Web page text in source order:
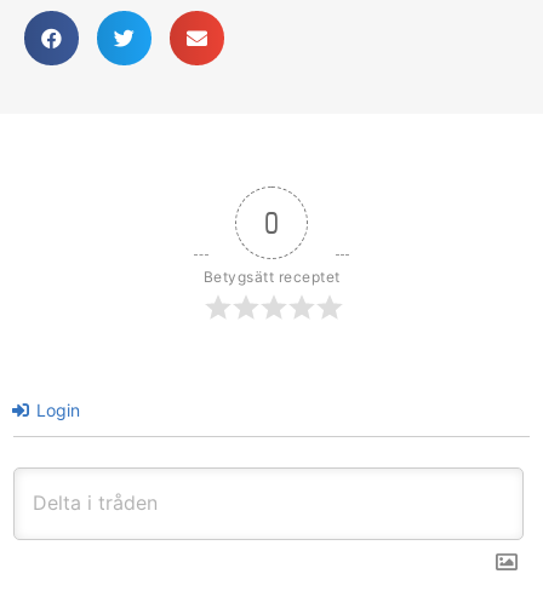
0
Betygsätt receptet
Login